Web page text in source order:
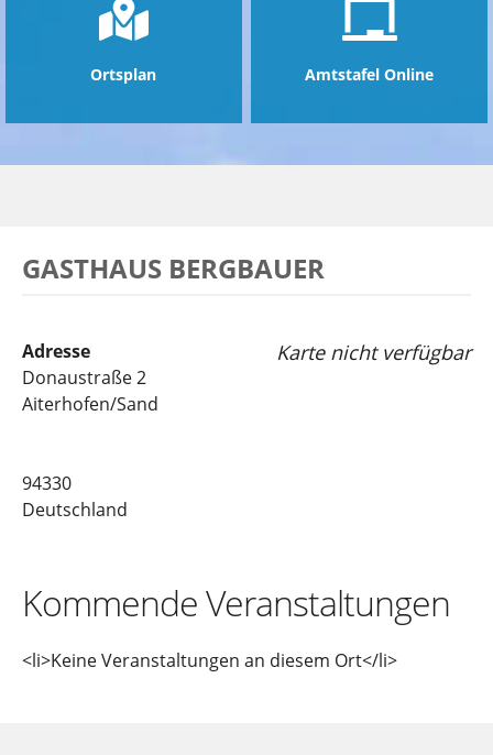
Ortsplan Amtstafel Online
GASTHAUS BERGBAUER
Karte nicht verfügbar
Adresse
Donaustraße 2
Aiterhofen/Sand
94330
Deutschland
Kommende Veranstaltungen
<li>Keine Veranstaltungen an diesem Ort</li>